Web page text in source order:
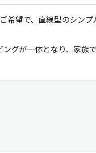
望で、直線型のシン
グが一体となり、家族